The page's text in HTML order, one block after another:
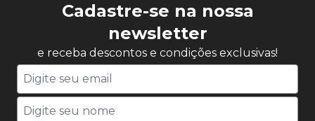
Cadastre-se na nossa
newsletter
e receba descontos e condições exclusivas!